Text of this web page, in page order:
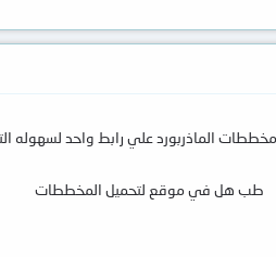
الماذربورد علي رابط واحد لسهوله
طب هل في موقع لتحميل المخططات